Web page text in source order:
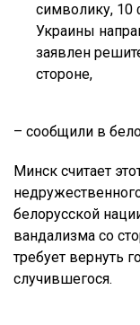
символику,
Украины
заявлен
стороне,
– сообщили в
Минск считает
белорусской
вандализма со
требует вернуть
случившегося.